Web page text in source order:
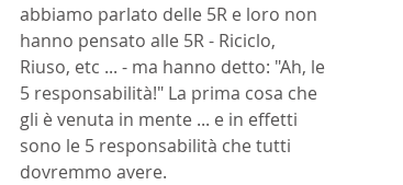
abbiamo parlato delle 5R e loro non
hanno pensato alle 5R - Riciclo,
Riuso, etc ... - ma hanno detto: "Ah, le
5 responsabilità!" La prima cosa che
gli è venuta in mente ... e in effetti
sono le 5 responsabilità che tutti
dovremmo avere.